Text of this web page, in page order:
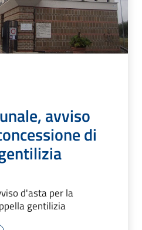
avviso
di
d'asta per la
gentilizia